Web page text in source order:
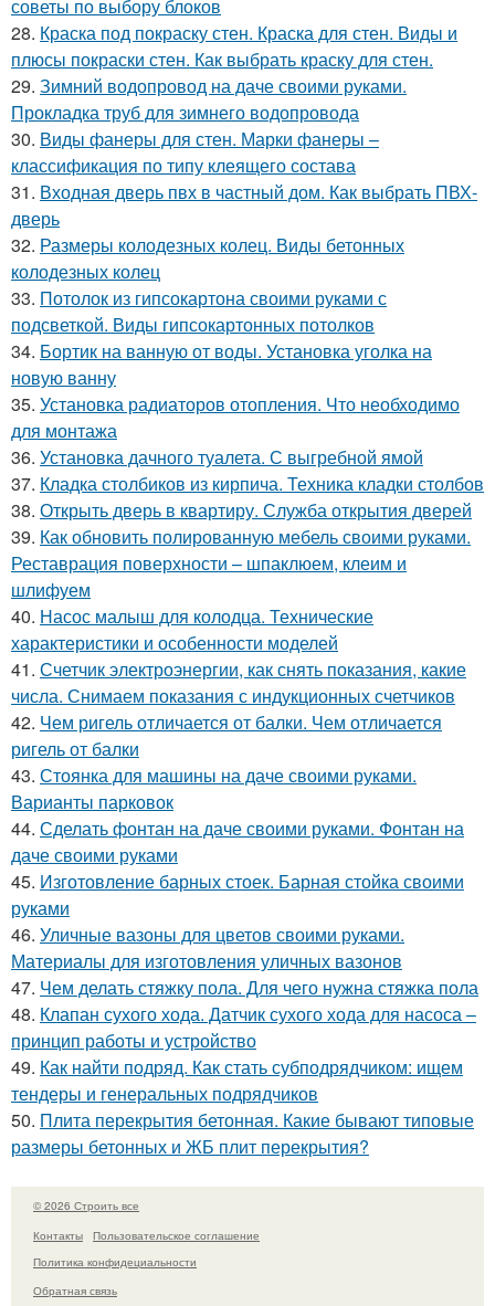
советы по выбору блоков
28. Краска под покраску стен. Краска для стен. Виды и
плюсы покраски стен. Как выбрать краску для стен.
29. Зимний водопровод на даче своими руками.
Прокладка труб для зимнего водопровода
30. Виды фанеры для стен. Марки фанеры –
классификация по типу клеящего состава
31. Входная дверь пвх в частный дом. Как выбрать ПВХ-
дверь
32. Размеры колодезных колец. Виды бетонных
колодезных колец
33. Потолок из гипсокартона своими руками с
подсветкой. Виды гипсокартонных потолков
34. Бортик на ванную от воды. Установка уголка на
новую ванну
35. Установка радиаторов отопления. Что необходимо
для монтажа
36. Установка дачного туалета. С выгребной ямой
37. Кладка столбиков из кирпича. Техника кладки столбов
38. Открыть дверь в квартиру. Служба открытия дверей
39. Как обновить полированную мебель своими руками.
Реставрация поверхности – шпаклюем, клеим и
шлифуем
40. Насос малыш для колодца. Технические
характеристики и особенности моделей
41. Счетчик электроэнергии, как снять показания, какие
числа. Снимаем показания с индукционных счетчиков
42. Чем ригель отличается от балки. Чем отличается
ригель от балки
43. Стоянка для машины на даче своими руками.
Варианты парковок
44. Сделать фонтан на даче своими руками. Фонтан на
даче своими руками
45. Изготовление барных стоек. Барная стойка своими
руками
46. Уличные вазоны для цветов своими руками.
Материалы для изготовления уличных вазонов
47. Чем делать стяжку пола. Для чего нужна стяжка пола
48. Клапан сухого хода. Датчик сухого хода для насоса –
принцип работы и устройство
49. Как найти подряд. Как стать субподрядчиком: ищем
тендеры и генеральных подрядчиков
50. Плита перекрытия бетонная. Какие бывают типовые
размеры бетонных и ЖБ плит перекрытия?
© 2026 Строить все
Контакты
Пользовательское соглашение
Политика конфидециальности
Обратная связь